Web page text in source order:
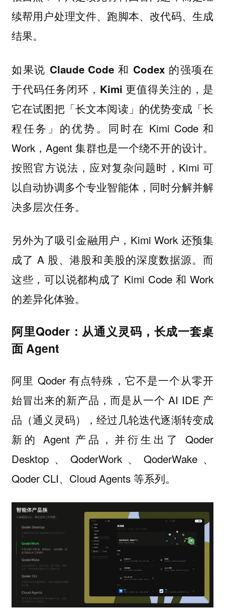
续帮用户处理文件、跑脚本、改代码、生成
结果。
如果说 Claude Code 和 Codex 的强项在
于代码任务闭环，Kimi 更值得关注的，是
它在试图把「长文本阅读」的优势变成「长
程任务」的优势。 同时在 Kimi Code 和
Work，Agent 集群也是一个绕不开的设计。
按照官方说法，应对复杂问题时，Kimi 可
以自动协调多个专业智能体，同时分解并解
决多层次任务。
另外为了吸引金融用户，Kimi Work 还预集
成了 A 股、港股和美股的深度数据源。而
这些，可以说都构成了 Kimi Code 和 Work
的差异化体验。
阿里Qoder：从通义灵码，长成一套桌
面 Agent
阿里 Qoder 有点特殊，它不是一个从零开
始冒出来的新产品，而是从一个 AI IDE 产
品（通义灵码），经过几轮迭代逐渐转变成
新的 Agent 产品，并衍生出了 Qoder
Desktop、QoderWork、QoderWake、
Qoder CLI、Cloud Agents 等系列。